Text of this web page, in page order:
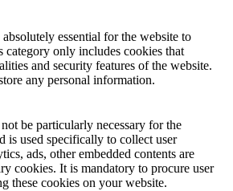
essential for the website to
only includes cookies that
and security features of the website.
any personal information.
be particularly necessary for the
is used specifically to collect user
ads, other embedded contents are
cookies. It is mandatory to procure user
these cookies on your website.